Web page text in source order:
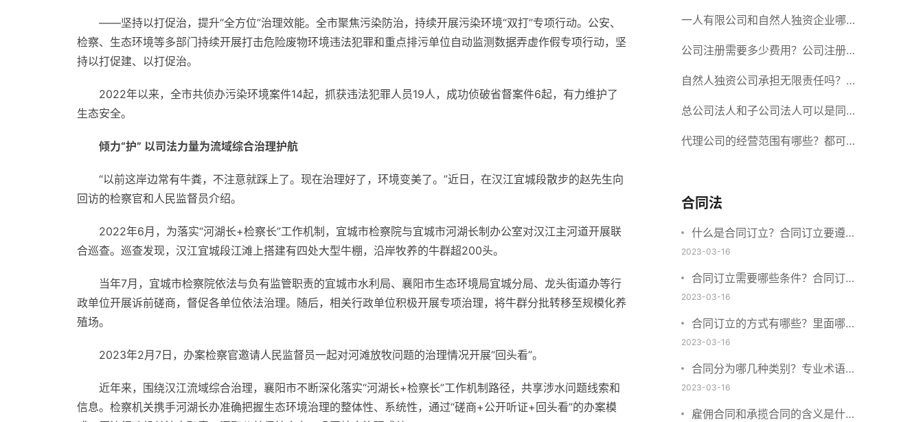
——坚持以打促治，提升“全方位”治理效能。全市聚焦污染防治，持续开展污染环境“双打”专项行动。公安、
检察、生态环境等多部门持续开展打击危险废物环境违法犯罪和重点排污单位自动监测数据弄虚作假专项行动，坚
持以打促建、以打促治。
2022年以来，全市共侦办污染环境案件14起，抓获违法犯罪人员19人，成功侦破省督案件6起，有力维护了
生态安全。
倾力“护” 以司法力量为流域综合治理护航
“以前这岸边常有牛粪，不注意就踩上了。现在治理好了，环境变美了。”近日，在汉江宜城段散步的赵先生向
回访的检察官和人民监督员介绍。
2022年6月，为落实“河湖长+检察长”工作机制，宜城市检察院与宜城市河湖长制办公室对汉江主河道开展联
合巡查。巡查发现，汉江宜城段江滩上搭建有四处大型牛棚，沿岸牧养的牛群超200头。
当年7月，宜城市检察院依法与负有监管职责的宜城市水利局、襄阳市生态环境局宜城分局、龙头街道办等行
政单位开展诉前磋商，督促各单位依法治理。随后，相关行政单位积极开展专项治理，将牛群分批转移至规模化养
殖场。
2023年2月7日，办案检察官邀请人民监督员一起对河滩放牧问题的治理情况开展“回头看”。
近年来，围绕汉江流域综合治理，襄阳市不断深化落实“河湖长+检察长”工作机制路径，共享涉水问题线索和
信息。检察机关携手河湖长办准确把握生态环境治理的整体性、系统性，通过“磋商+公开听证+回头看”的办案模
东未出资到位能否分红？
一人有限公司和自然人独资企业哪个
好？一人公司设立条件有哪些？
公司注册需要多少费用？公司注册需
要准备什么材料？
自然人独资公司承担无限责任吗？有
限责任公司与有限责任公司的区别
总公司法人和子公司法人可以是同一
个人吗？总公司更名分公司需要更改
代理公司的经营范围有哪些？都可以
合同法
什么是合同订立？合同订立要遵守
什么原则？订立方式有哪些？
2023-03-16
合同订立需要哪些条件？合同订立
与合同成立有什么不同？
2023-03-16
合同订立的方式有哪些？里面哪些
内容、细节条款需要载明？
2023-03-16
合同分为哪几种类别？专业术语分
别是什么？
2023-03-16
雇佣合同和承揽合同的含义是什